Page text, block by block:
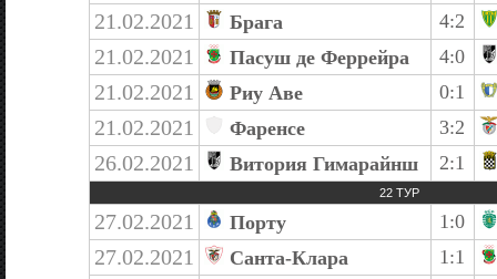
21.02.2021 Брага 4:2
21.02.2021 Пасуш де Феррейра 4:0
21.02.2021 Риу Аве 0:1
21.02.2021 Фаренсе 3:2
26.02.2021 Витория Гимарайнш 2:1
22 ТУР
27.02.2021 Порту 1:0
27.02.2021 Санта-Клара 1:1